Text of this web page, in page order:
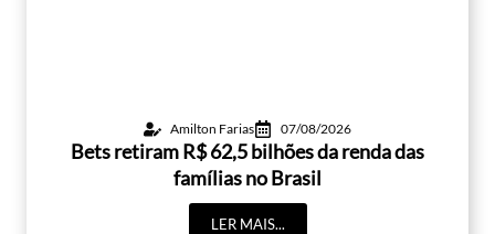
Amilton Farias 07/08/2026
Bets retiram R$ 62,5 bilhões da renda das
famílias no Brasil
LER MAIS...